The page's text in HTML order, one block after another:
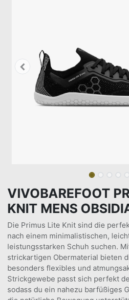
VIVOBAREFOOT
KNIT MENS
Die Primus Lite Knit sind die
nach einem minimalistischen,
leistungsstarken Schuh suchen.
strickartigen Obermaterial bieten
besonders flexibles und
Strickgewebe passt sich perfekt
sodass du ein nahezu barfüßiges